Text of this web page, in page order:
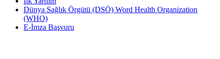
Dünya Sağlık Örgütü (DSÖ) Word Health Organization
(WHO)
E-İmza Başvuru